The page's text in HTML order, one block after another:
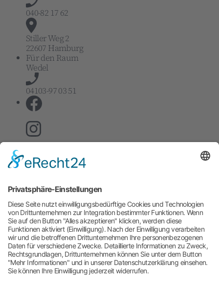
040-82 17 62
Stiller Weg 2
22607 Hamburg
Für den Raum
Wedel
04103-97 03 51
Genderhinweis
Aus Gründen der besseren Lesbarkeit verzichten
wir auf die gleichzeitige Verwendung der
Sprachformen männlich, weiblich und divers
(m/w/d). Sämtliche Personenbezeichnungen gelten
gleichermaßen für alle Geschlechter. Die verkürzte
Sprachform hat nur redaktionelle Gründe und
beinhaltet keine Wertung.